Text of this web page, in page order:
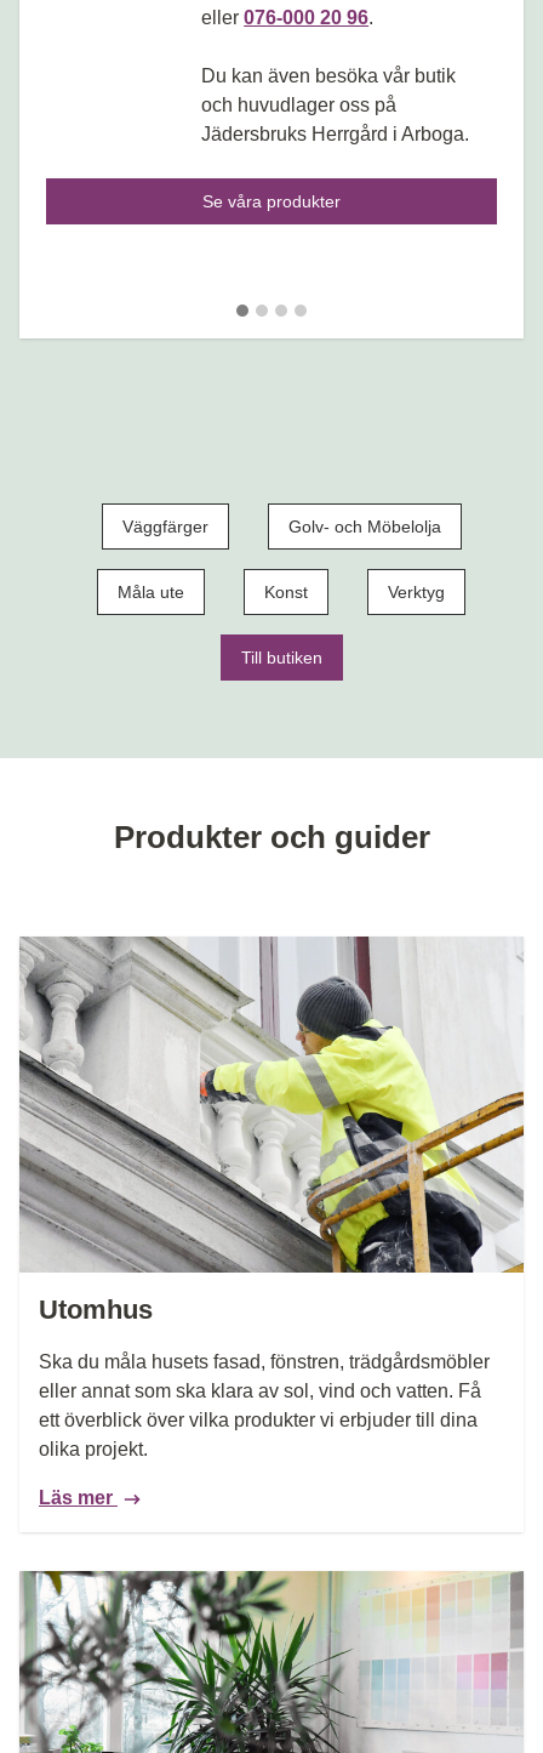
eller076-000 20 96.
Du kan även besöka vår butik
och huvudlager oss på
Jädersbruks Herrgård i Arboga.
Se våra produkter
Väggfärger Golv- och Möbelolja
Måla ute Konst Verktyg
Till butiken
Produkter och guider
Läs mer: Måla Utomhus &#8211; översikt över guider
Utomhus
Ska du måla husets fasad, fönstren, trädgårdsmöbler
eller annat som ska klara av sol, vind och vatten. Få
ett överblick över vilka produkter vi erbjuder till dina
olika projekt.
Läs mer
Läs mer: Måla inomhus – översikt över guider och